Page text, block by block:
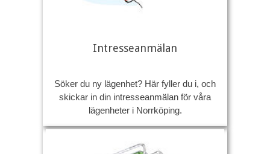
Intresseanmälan
Söker du ny lägenhet? Här fyller du i, och
skickar in din intresseanmälan för våra
lägenheter i Norrköping.